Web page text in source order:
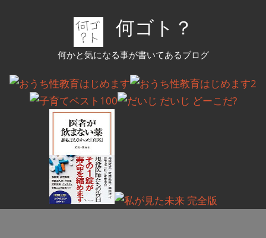
ツ
何ゴト？
何かと気になる事が書いてあるブログ